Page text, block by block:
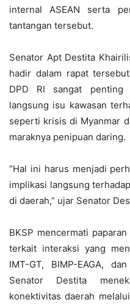
internal ASEAN serta
tantangan tersebut.
Senator Apt Destita
hadir dalam rapat
DPD RI sangat penting
langsung isu kawasan
seperti krisis di Myanmar
maraknya penipuan daring.
“Hal ini harus menjadi
implikasi langsung
di daerah,” ujar Senator
BKSP mencermati
terkait interaksi yang
IMT-GT, BIMP-EAGA,
Senator Destita
konektivitas daerah